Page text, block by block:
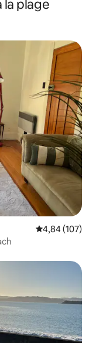
la plage
Note
4,84 (107)
aimés